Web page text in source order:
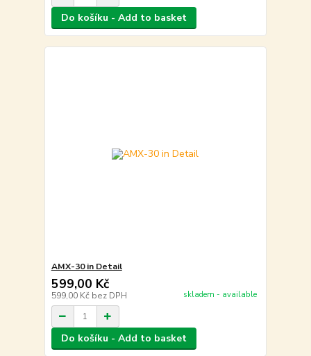
Do košíku - Add to basket
AMX-30 in Detail
599,00 Kč
599,00 Kč bez DPH skladem - available
Do košíku - Add to basket